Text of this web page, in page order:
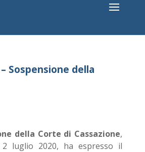
Sospensione della
della Corte di Cassazione,
2 luglio 2020, ha espresso il